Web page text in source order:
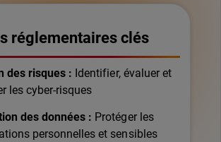
réglementaires clés
des risques : Identifier, évaluer et
les cyber-risques
des données : Protéger les
personnelles et sensibles